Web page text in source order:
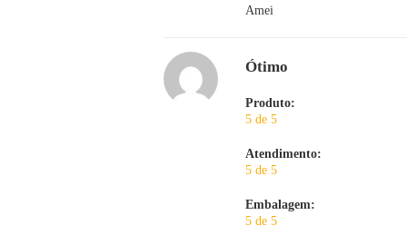
Amei
Ótimo
Produto:
5 de 5
Atendimento:
5 de 5
Embalagem:
5 de 5